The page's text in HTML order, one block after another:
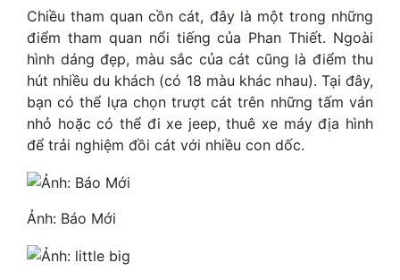
Chiều tham quan cồn cát, đây là một trong những
điểm tham quan nổi tiếng của Phan Thiết. Ngoài
hình dáng đẹp, màu sắc của cát cũng là điểm thu
hút nhiều du khách (có 18 màu khác nhau). Tại đây,
bạn có thể lựa chọn trượt cát trên những tấm ván
nhỏ hoặc có thể đi xe jeep, thuê xe máy địa hình
để trải nghiệm đồi cát với nhiều con dốc.
Ảnh: Báo Mới